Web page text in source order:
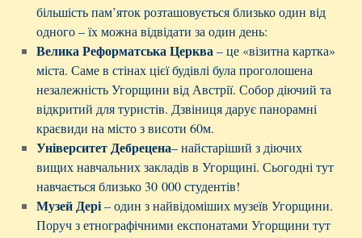
більшість пам’яток розташовується близько один від
одного – їх можна відвідати за один день:
Велика Реформатська Церква– це «візитна картка»
міста. Саме в стінах цієї будівлі була проголошена
незалежність Угорщини від Австрії. Собор діючий та
відкритий для туристів. Дзвіниця дарує панорамні
краєвиди на місто з висоти 60м.
Університет Дебрецена– найстаріший з діючих
вищих навчальних закладів в Угорщині. Сьогодні тут
навчається близько 30 000 студентів!
Музей Дері– один з найвідоміших музеїв Угорщини.
Поруч з етнографічними експонатами Угорщини тут